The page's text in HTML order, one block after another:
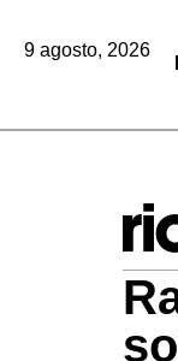
9 agosto, 2026